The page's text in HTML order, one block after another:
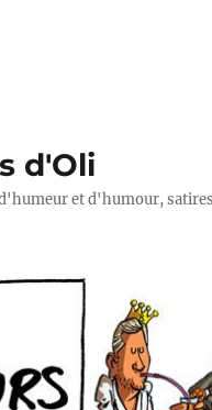
d'Oli
et d'humour,